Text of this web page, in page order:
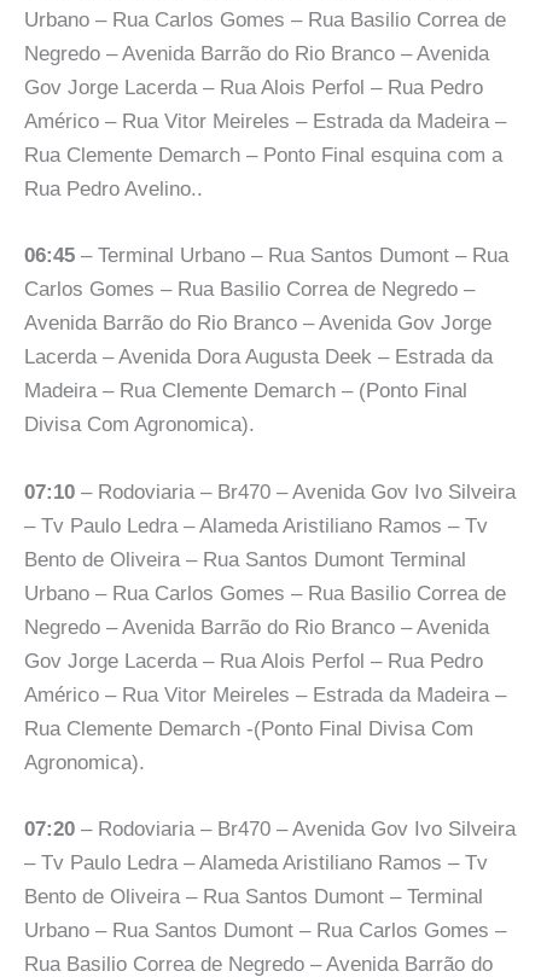
Urbano – Rua Carlos Gomes – Rua Basilio Correa de
Negredo – Avenida Barrão do Rio Branco – Avenida
Gov Jorge Lacerda – Rua Alois Perfol – Rua Pedro
Américo – Rua Vitor Meireles – Estrada da Madeira –
Rua Clemente Demarch – Ponto Final esquina com a
Rua Pedro Avelino..
06:45 – Terminal Urbano – Rua Santos Dumont – Rua
Carlos Gomes – Rua Basilio Correa de Negredo –
Avenida Barrão do Rio Branco – Avenida Gov Jorge
Lacerda – Avenida Dora Augusta Deek – Estrada da
Madeira – Rua Clemente Demarch – (Ponto Final
Divisa Com Agronomica).
07:10 – Rodoviaria – Br470 – Avenida Gov Ivo Silveira
– Tv Paulo Ledra – Alameda Aristiliano Ramos – Tv
Bento de Oliveira – Rua Santos Dumont Terminal
Urbano – Rua Carlos Gomes – Rua Basilio Correa de
Negredo – Avenida Barrão do Rio Branco – Avenida
Gov Jorge Lacerda – Rua Alois Perfol – Rua Pedro
Américo – Rua Vitor Meireles – Estrada da Madeira –
Rua Clemente Demarch -(Ponto Final Divisa Com
Agronomica).
07:20 – Rodoviaria – Br470 – Avenida Gov Ivo Silveira
– Tv Paulo Ledra – Alameda Aristiliano Ramos – Tv
Bento de Oliveira – Rua Santos Dumont – Terminal
Urbano – Rua Santos Dumont – Rua Carlos Gomes –
Rua Basilio Correa de Negredo – Avenida Barrão do